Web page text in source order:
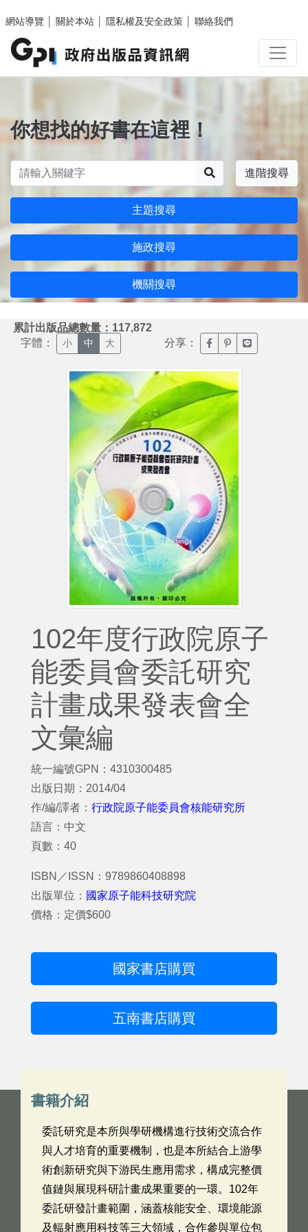
網站導覽
關於本站 隱私權及安全政策 聯絡我們
你想找的好書在這裡！
進階搜尋
主題搜尋
施政搜尋
機關搜尋
累計出版品總數量：117,872
字體： 小 中 大 分享： 臉書分享(另開新視窗)
噗浪分享(另開新
Line分享(另
102年度行政院原子
能委員會委託研究
計畫成果發表會全
文彙編
統一編號GPN：4310300485
出版日期：2014/04
作/編/譯者： 行政院原子能委員會核能研究所
語言：中文
頁數：40
ISBN／ISSN：9789860408898
出版單位： 國家原子能科技研究院
價格：定價$600
國家書店購買
五南書店購買
書籍介紹
委託研究是本所與學研機構進行技術交流合作
與人才培育的重要機制，也是本所結合上游學
術創新研究與下游民生應用需求，構成完整價
值鏈與展現科研計畫成果重要的一環。102年
委託研發計畫範圍，涵蓋核能安全、環境能源
及輻射應用科技等三大領域，合作參與單位包